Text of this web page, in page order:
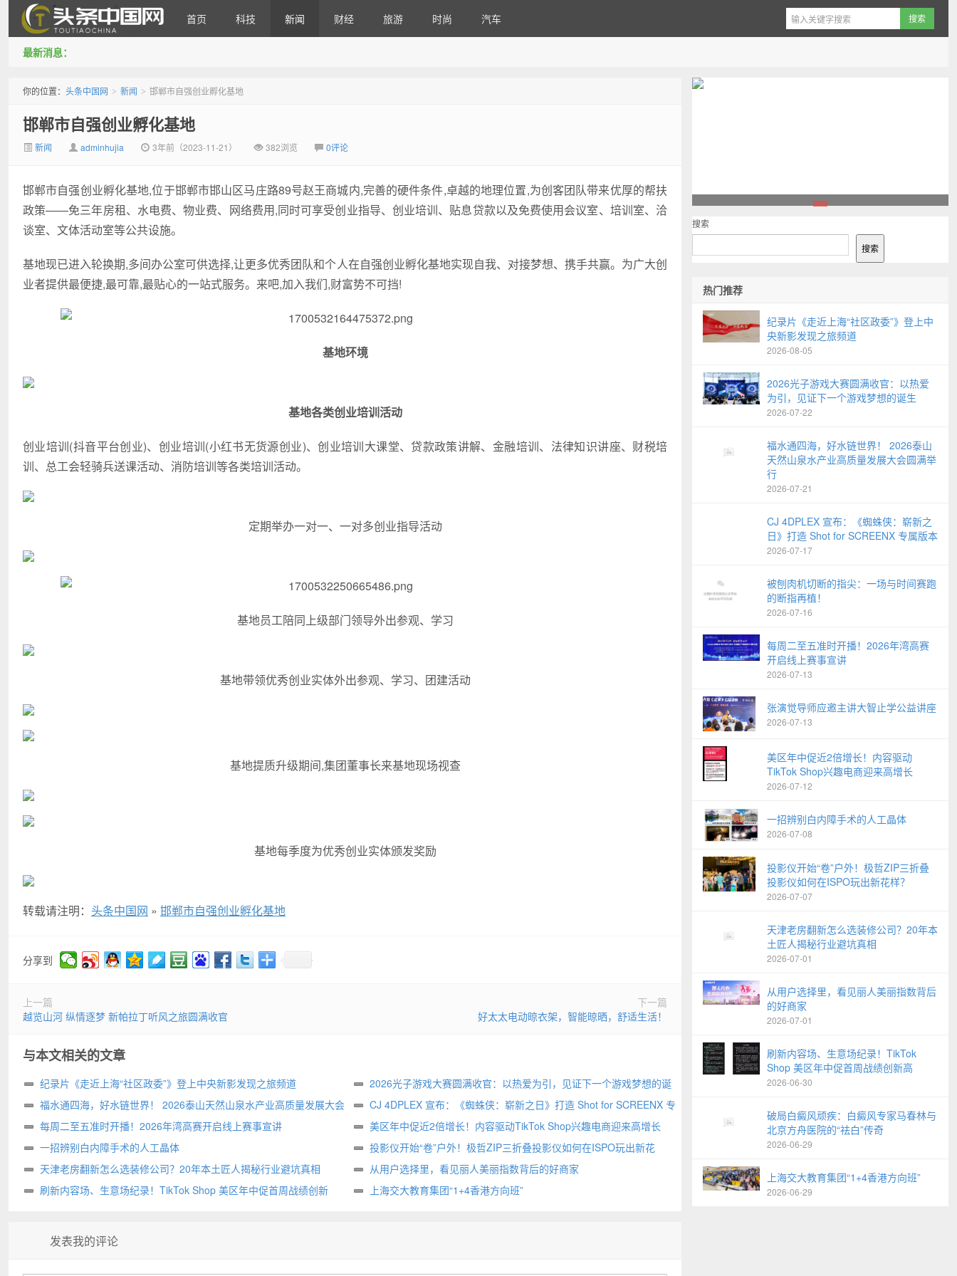
首页 科技 新闻 财经 旅游 时尚 汽车
最新消息：
你的位置： 头条中国网 > 新闻 > 邯郸市自强创业孵化基地
邯郸市自强创业孵化基地
新闻 adminhujia 3年前（2023-11-21） 382浏览 0评论
邯郸市自强创业孵化基地,位于邯郸市邯山区马庄路89号赵王商城内,完善的硬件条件,卓越的地理位置,为创客团队带来优厚的帮扶
政策——免三年房租、水电费、物业费、网络费用,同时可享受创业指导、创业培训、贴息贷款以及免费使用会议室、培训室、洽
谈室、文体活动室等公共设施。
基地现已进入轮换期,多间办公室可供选择,让更多优秀团队和个人在自强创业孵化基地实现自我、对接梦想、携手共赢。为广大创
业者提供最便捷,最可靠,最贴心的一站式服务。来吧,加入我们,财富势不可挡!
基地环境
基地各类创业培训活动
创业培训(抖音平台创业)、创业培训(小红书无货源创业)、创业培训大课堂、贷款政策讲解、金融培训、法律知识讲座、财税培
训、总工会轻骑兵送课活动、消防培训等各类培训活动。
定期举办一对一、一对多创业指导活动
基地员工陪同上级部门领导外出参观、学习
基地带领优秀创业实体外出参观、学习、团建活动
基地提质升级期间,集团董事长来基地现场视查
基地每季度为优秀创业实体颁发奖励
转载请注明： 头条中国网 » 邯郸市自强创业孵化基地
分享到
上一篇
越览山河 纵情逐梦 新帕拉丁听风之旅圆满收官
下一篇
好太太电动晾衣架，智能晾晒，舒适生活！
与本文相关的文章
纪录片《走近上海“社区政委”》登上中央新影发现之旅频道
2026光子游戏大赛圆满收官：以热爱为引，见证下一个游戏梦想的诞
生
福水通四海，好水链世界！ 2026泰山天然山泉水产业高质量发展大会
圆满举行
CJ 4DPLEX 宣布：《蜘蛛侠：崭新之日》打造 Shot for SCREENX 专
属版本
每周二至五准时开播！2026年湾高赛开启线上赛事宣讲
美区年中促近2倍增长！内容驱动TikTok Shop兴趣电商迎来高增长
一招辨别白内障手术的人工晶体
投影仪开始“卷”户外！极哲ZIP三折叠投影仪如何在ISPO玩出新花
样？
天津老房翻新怎么选装修公司？20年本土匠人揭秘行业避坑真相
从用户选择里，看见丽人美丽指数背后的好商家
刷新内容场、生意场纪录！TikTok Shop 美区年中促首周战绩创新
上海交大教育集团“1+4香港方向班”
发表我的评论
搜索
搜索
热门推荐
纪录片《走近上海“社区政委”》登上中
央新影发现之旅频道
2026-08-05
2026光子游戏大赛圆满收官：以热爱
为引，见证下一个游戏梦想的诞生
2026-07-22
福水通四海，好水链世界！ 2026泰山
天然山泉水产业高质量发展大会圆满举
行
2026-07-21
CJ 4DPLEX 宣布：《蜘蛛侠：崭新之
日》打造 Shot for SCREENX 专属版本
2026-07-17
被刨肉机切断的指尖：一场与时间赛跑
的断指再植！
2026-07-16
每周二至五准时开播！2026年湾高赛
开启线上赛事宣讲
2026-07-13
张演觉导师应邀主讲大智止学公益讲座
2026-07-13
美区年中促近2倍增长！内容驱动
TikTok Shop兴趣电商迎来高增长
2026-07-12
一招辨别白内障手术的人工晶体
2026-07-08
投影仪开始“卷”户外！极哲ZIP三折叠
投影仪如何在ISPO玩出新花样？
2026-07-07
天津老房翻新怎么选装修公司？20年本
土匠人揭秘行业避坑真相
2026-07-01
从用户选择里，看见丽人美丽指数背后
的好商家
2026-07-01
刷新内容场、生意场纪录！TikTok
Shop 美区年中促首周战绩创新高
2026-06-30
破局白癜风顽疾：白癜风专家马春林与
北京方舟医院的“祛白”传奇
2026-06-29
上海交大教育集团“1+4香港方向班”
2026-06-29